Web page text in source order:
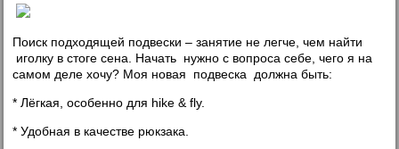
Поиск подходящей подвески – занятие не легче, чем найти
иголку в стоге сена. Начать нужно с вопроса себе, чего я на
самом деле хочу? Моя новая подвеска должна быть:
* Лёгкая, особенно для hike & fly.
* Удобная в качестве рюкзака.